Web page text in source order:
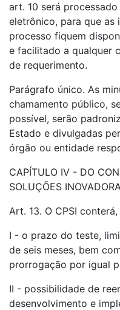
art. 10 será
eletrônico, para que as
processo fiquem
e facilitado a qualquer
de requerimento.
Parágrafo único. As
chamamento público,
possível, serão
Estado e divulgadas
órgão ou entidade
CAPÍTULO IV - DO
SOLUÇÕES
Art. 13. O CPSI
I - o prazo do teste,
de seis meses, bem
prorrogação por igual
II - possibilidade de
desenvolvimento e